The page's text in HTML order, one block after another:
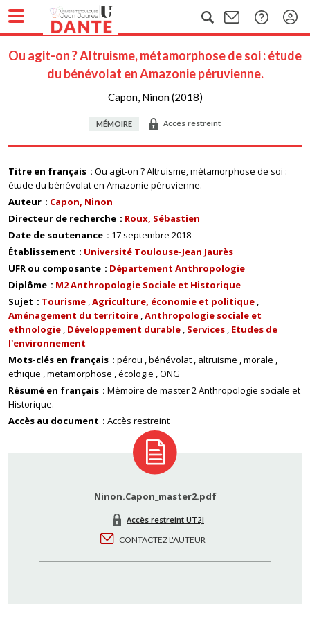
Ou agit-on ? Altruisme, métamorphose de soi : étude
du bénévolat en Amazonie péruvienne.
Capon, Ninon (2018)
MÉMOIRE Accès restreint
Titre en français
Ou agit-on ? Altruisme, métamorphose de soi :
étude du bénévolat en Amazonie péruvienne.
Auteur
Capon, Ninon
Directeur de recherche
Roux, Sébastien
Date de soutenance
17 septembre 2018
Établissement
Université Toulouse-Jean Jaurès
UFR ou composante
Département Anthropologie
Diplôme
M2 Anthropologie Sociale et Historique
Sujet
Tourisme Agriculture, économie et politique
Aménagement du territoire Anthropologie sociale et
ethnologie Développement durable Services Etudes de
l'environnement
Mots-clés en français
pérou bénévolat altruisme morale
ethique metamorphose écologie ONG
Résumé en français
Mémoire de master 2 Anthropologie sociale et
Historique.
Accès au document
Accès restreint
Ninon.Capon_master2.pdf
Accès restreint UT2J
CONTACTEZ L'AUTEUR